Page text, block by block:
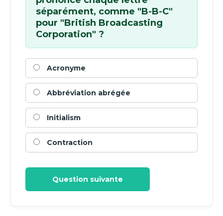
séparément, comme "B-B-C"
pour "British Broadcasting
Corporation" ?
Acronyme
Abbréviation abrégée
Initialism
Contraction
Question suivante